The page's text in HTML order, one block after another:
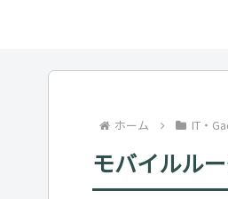
ホーム IT・
モバイルル